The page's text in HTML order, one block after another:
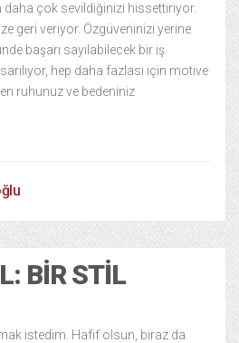
daha çok sevildiğinizi hissettiriyor.
geri veriyor. Özgüveninizi yerine
başarı sayılabilecek bir iş
sarılıyor, hep daha fazlası için motive
ruhunuz ve bedeniniz
BIR STIL
istedim. Hafif olsun, biraz da